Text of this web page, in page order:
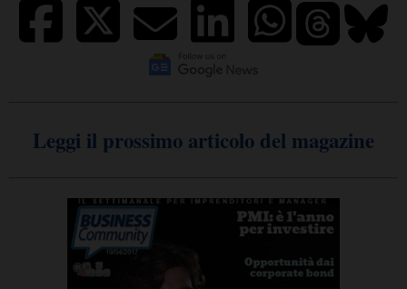
Leggi il prossimo articolo del magazine